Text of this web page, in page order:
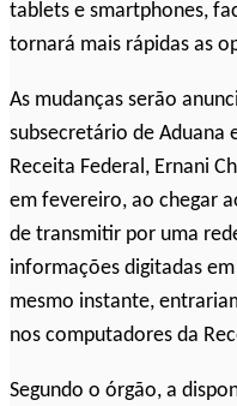
tablets e smartphones,
tornará mais rápidas as
As mudanças serão
subsecretário de Aduana
Receita Federal, Ernani
em fevereiro, ao chegar
de transmitir por uma
informações digitadas
mesmo instante,
nos computadores da
Segundo o órgão, a